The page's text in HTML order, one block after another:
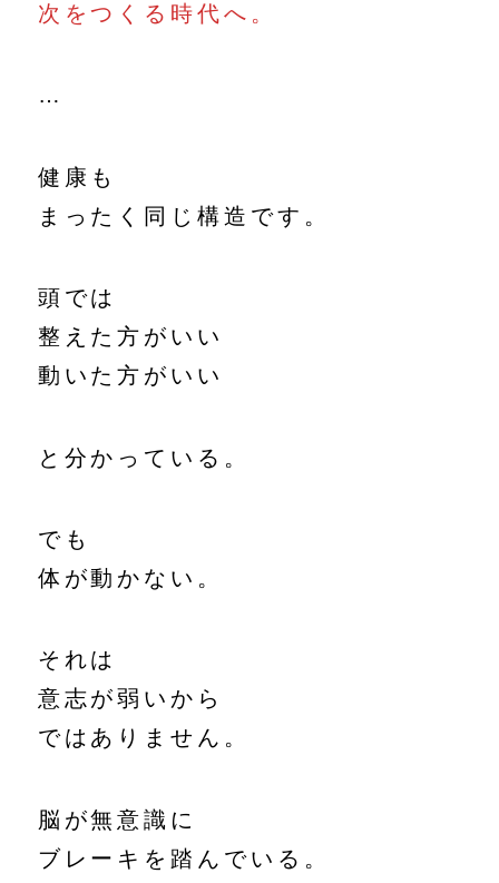
次をつくる時代へ。
…
健康も
まったく同じ構造です。
頭では
整えた方がいい
動いた方がいい
と分かっている。
でも
体が動かない。
それは
意志が弱いから
ではありません。
脳が無意識に
ブレーキを踏んでいる。